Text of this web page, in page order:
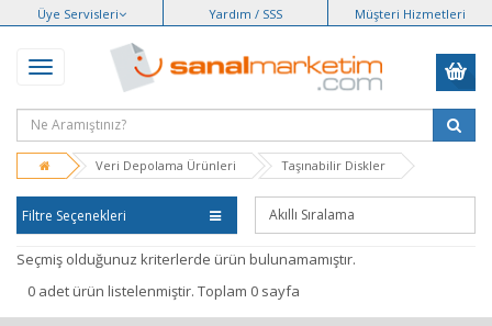
Üye Servisleri Yardım / SSS Müşteri Hizmetleri
Veri Depolama Ürünleri Taşınabilir Diskler
Filtre Seçenekleri
Seçmiş olduğunuz kriterlerde ürün bulunamamıştır.
0 adet ürün listelenmiştir. Toplam 0 sayfa